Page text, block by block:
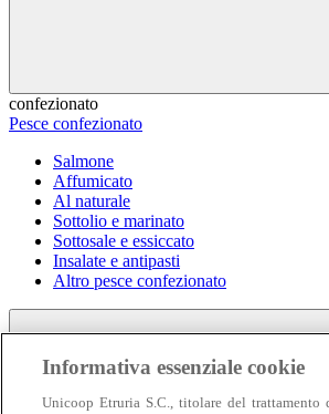
confezionato
Pesce confezionato
Salmone
Affumicato
Al naturale
Sottolio e marinato
Sottosale e essiccato
Insalate e antipasti
Altro pesce confezionato
Informativa essenziale cookie
Unicoop Etruria S.C., titolare del trattamento